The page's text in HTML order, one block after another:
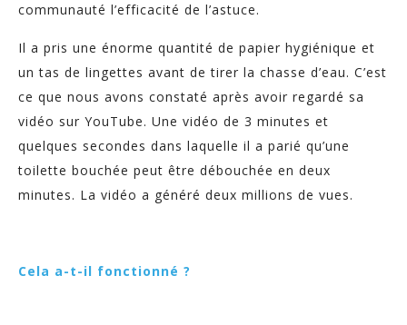
communauté l’efficacité de l’astuce.
Il a pris une énorme quantité de papier hygiénique et
un tas de lingettes avant de tirer la chasse d’eau. C’est
ce que nous avons constaté après avoir regardé sa
vidéo sur YouTube. Une vidéo de 3 minutes et
quelques secondes dans laquelle il a parié qu’une
toilette bouchée peut être débouchée en deux
minutes. La vidéo a généré deux millions de vues.
Cela a-t-il fonctionné ?